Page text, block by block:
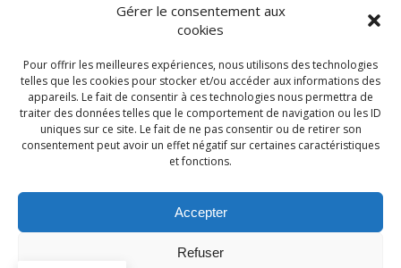
Gérer le consentement aux
cookies
Pour offrir les meilleures expériences, nous utilisons des technologies
telles que les cookies pour stocker et/ou accéder aux informations des
appareils. Le fait de consentir à ces technologies nous permettra de
traiter des données telles que le comportement de navigation ou les ID
uniques sur ce site. Le fait de ne pas consentir ou de retirer son
consentement peut avoir un effet négatif sur certaines caractéristiques
et fonctions.
Accepter
Refuser
Studio7700@live.be